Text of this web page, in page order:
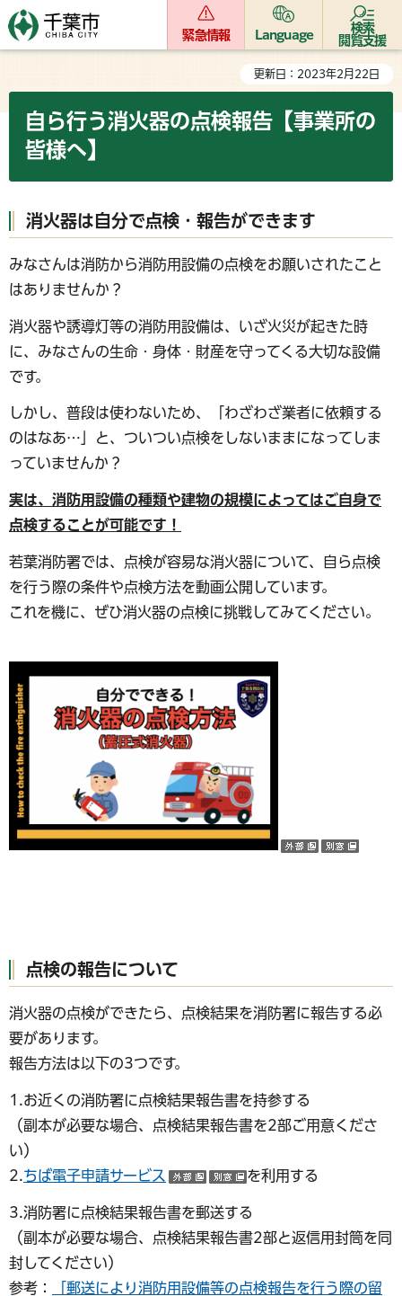
緊急情報 Language
検索
閲覧支援
更新日：2023年2月22日
自ら行う消火器の点検報告【事業所の
皆様へ】
消火器は自分で点検・報告ができます
みなさんは消防から消防用設備の点検をお願いされたこと
はありませんか？
消火器や誘導灯等の消防用設備は、いざ火災が起きた時
に、みなさんの生命・身体・財産を守ってくる大切な設備
です。
しかし、普段は使わないため、「わざわざ業者に依頼する
のはなあ…」と、ついつい点検をしないままになってしま
っていませんか？
実は、消防用設備の種類や建物の規模によってはご自身で
点検することが可能です！
若葉消防署では、点検が容易な消火器について、自ら点検
を行う際の条件や点検方法を動画公開しています。
これを機に、ぜひ消火器の点検に挑戦してみてください。
（外部サイ
点検の報告について
消火器の点検ができたら、点検結果を消防署に報告する必
要があります。
報告方法は以下の3つです。
1.お近くの消防署に点検結果報告書を持参する
（副本が必要な場合、点検結果報告書を2部ご用意くださ
い）
2.ちば電子申請サービス
（外部サイトへリンク）
（別ウインドウで開く
を利用する
3.消防署に点検結果報告書を郵送する
（副本が必要な場合、点検結果報告書2部と返信用封筒を同
封してください）
参考：
「郵送により消防用設備等の点検報告を行う際の留